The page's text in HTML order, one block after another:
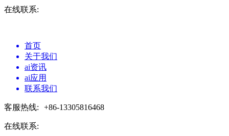
在线联系:
首页
关于我们
ai资讯
ai应用
联系我们
客服热线: +86-13305816468
在线联系: